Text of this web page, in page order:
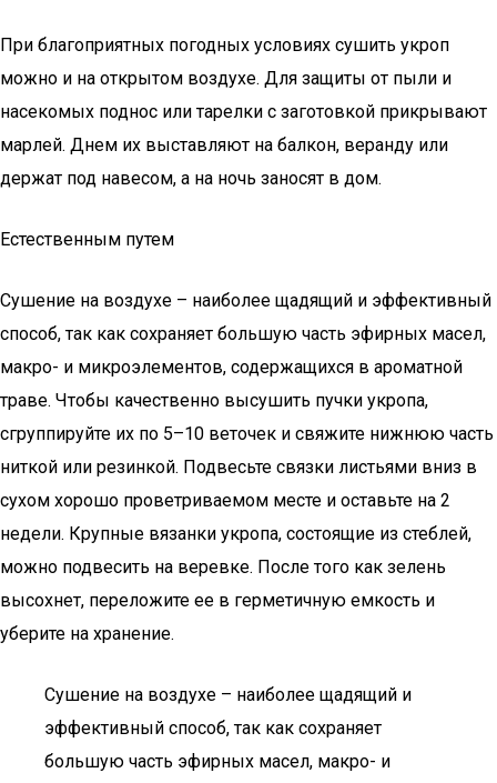
При благоприятных погодных условиях сушить укроп
можно и на открытом воздухе. Для защиты от пыли и
насекомых поднос или тарелки с заготовкой прикрывают
марлей. Днем их выставляют на балкон, веранду или
держат под навесом, а на ночь заносят в дом.
Естественным путем
Сушение на воздухе – наиболее щадящий и эффективный
способ, так как сохраняет большую часть эфирных масел,
макро- и микроэлементов, содержащихся в ароматной
траве. Чтобы качественно высушить пучки укропа,
сгруппируйте их по 5–10 веточек и свяжите нижнюю часть
ниткой или резинкой. Подвесьте связки листьями вниз в
сухом хорошо проветриваемом месте и оставьте на 2
недели. Крупные вязанки укропа, состоящие из стеблей,
можно подвесить на веревке. После того как зелень
высохнет, переложите ее в герметичную емкость и
уберите на хранение.
Сушение на воздухе – наиболее щадящий и
эффективный способ, так как сохраняет
большую часть эфирных масел, макро- и